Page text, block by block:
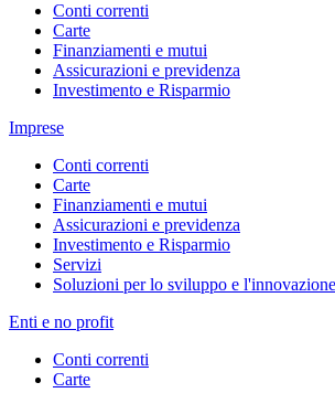
Conti correnti
Carte
Finanziamenti e mutui
Assicurazioni e previdenza
Investimento e Risparmio
Imprese
Conti correnti
Carte
Finanziamenti e mutui
Assicurazioni e previdenza
Investimento e Risparmio
Servizi
Soluzioni per lo sviluppo e
Enti e no profit
Conti correnti
Carte